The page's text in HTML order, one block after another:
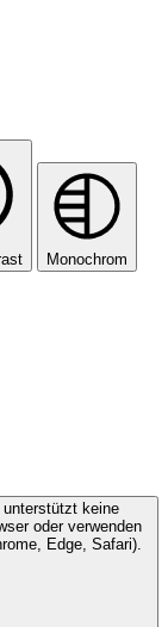
Monochrom
unterstützt keine
oder verwenden
Edge, Safari).